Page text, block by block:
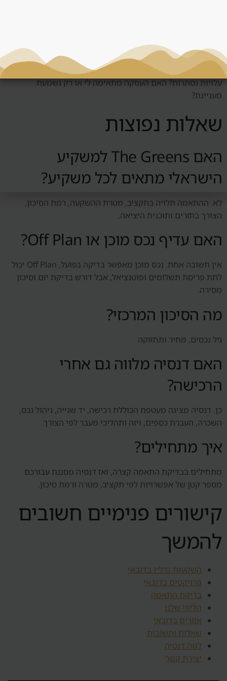
האם יש ביקוש אמיתי? כמה עולה לנהל את הנכס? מה קורה אם
השוק יורד? האם אפשר למכור? האם המחיר תחרותי? האם יש
עלויות נסתרות? האם העסקה מתאימה לי או רק נשמעת
מעניינת?
שאלות נפוצות
האם The Greens למשקיע
הישראלי מתאים לכל משקיע?
לא. ההתאמה תלויה בתקציב, מטרת ההשקעה, רמת הסיכון,
הצורך בתזרים ותוכנית היציאה.
האם עדיף נכס מוכן או Off Plan?
אין תשובה אחת. נכס מוכן מאפשר בדיקה בפועל, Off Plan יכול
לתת פריסת תשלומים ופוטנציאל, אבל דורש בדיקת יזם וסיכון
מסירה.
מה הסיכון המרכזי?
גיל נכסים, מחיר ותחזוקה
האם דנסיה מלווה גם אחרי
הרכישה?
כן. דנסיה מציגה מעטפת הכוללת רכישה, יד שנייה, ניהול נכס,
השכרה, העברת כספים, ויזה ותהליכי מעבר לפי הצורך.
איך מתחילים?
מתחילים בבדיקת התאמה קצרה, ואז דנסיה מסננת עבורכם
מספר קטן של אפשרויות לפי תקציב, מטרה ורמת סיכון.
קישורים פנימיים חשובים
להמשך
השקעות נדל״ן בדובאי
פרויקטים בדובאי
בדיקת התאמה
הליווי שלנו
אזורים בדובאי
שאלות ותשובות
למה דנסיה
יצירת קשר